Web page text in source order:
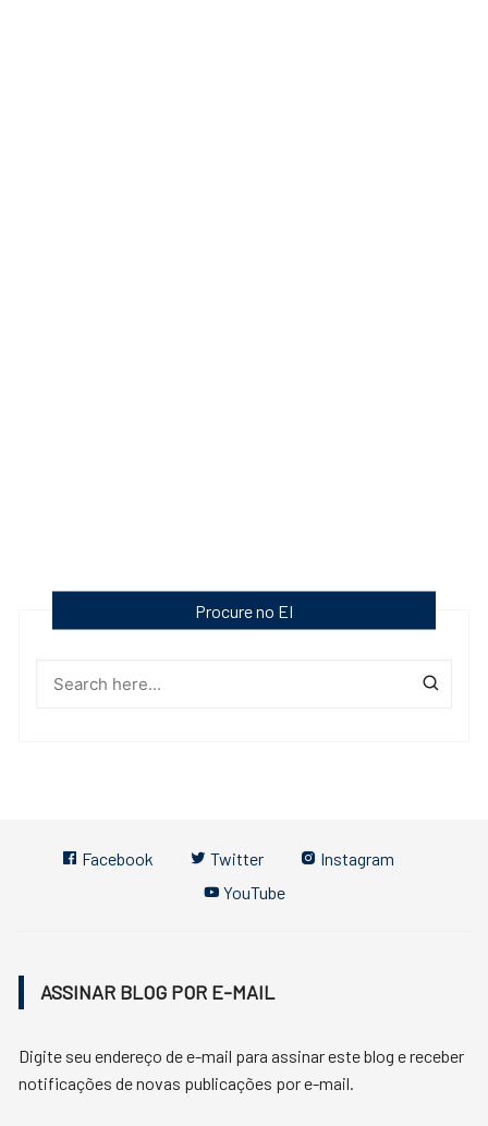
Procure no EI
Facebook Twitter
Instagram
YouTube
ASSINAR BLOG POR E-MAIL
Digite seu endereço de e-mail para assinar este blog e receber
notificações de novas publicações por e-mail.